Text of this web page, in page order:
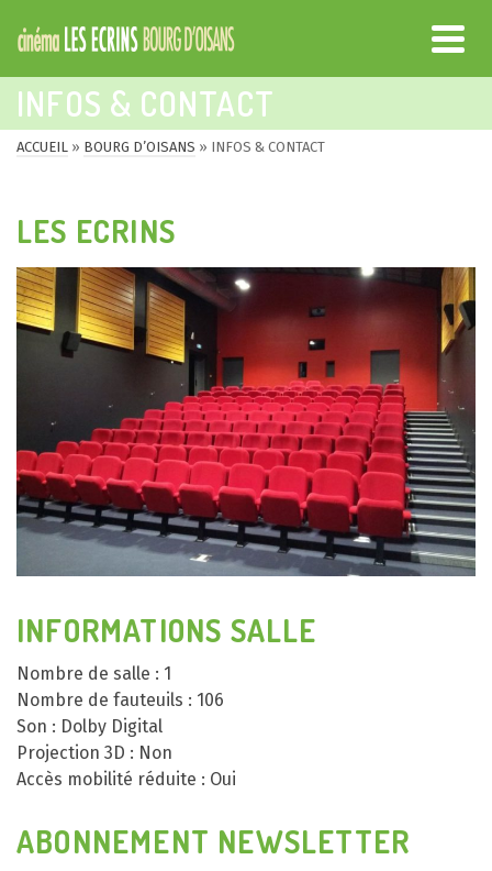
INFOS & CONTACT
ACCUEIL » BOURG D’OISANS » INFOS & CONTACT
LES ECRINS
INFORMATIONS SALLE
Nombre de salle : 1
Nombre de fauteuils : 106
Son : Dolby Digital
Projection 3D : Non
Accès mobilité réduite : Oui
ABONNEMENT NEWSLETTER